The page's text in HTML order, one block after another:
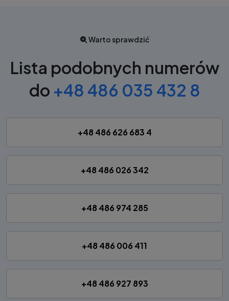
Warto sprawdzić
Lista podobnych numerów
do +48 486 035 432 8
+48 486 626 683 4
+48 486 026 342
+48 486 974 285
+48 486 006 411
+48 486 927 893